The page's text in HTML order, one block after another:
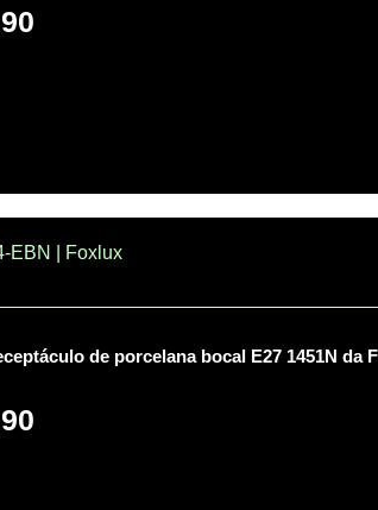
EBN | Foxlux
de porcelana bocal E27 1451N